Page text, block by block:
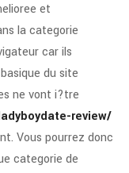
et
la categorie
car ils
du site
ne vont i?tre
review/
Vous pourrez donc
categorie de